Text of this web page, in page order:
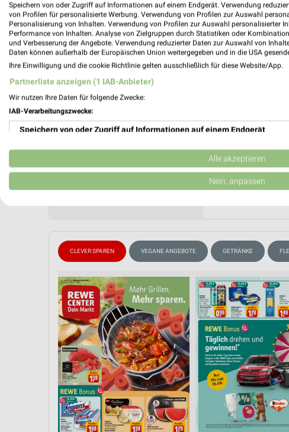
REWE
Gültig von 03.
📅
CLEVER SPAREN VEGANE ANGEBOTE GETRÄNKE
Speichern von oder Zugriff auf Informationen auf einem Endgerät. Verwendung
von Profilen für personalisierte Werbung. Verwendung von Profilen zur Auswahl
Personalisierung von Inhalten. Verwendung von Profilen zur Auswahl personalisierter
Performance von Inhalten. Analyse von Zielgruppen durch Statistiken oder
und Verbesserung der Angebote. Verwendung reduzierter Daten zur Auswahl von
Daten können außerhalb der Europäischen Union weitergegeben und in die USA
Ihre Einwilligung und die cookie Richtlinie gelten ausschließlich für diese Website/App.
Partnerliste anzeigen (1 IAB-Anbieter)
Wir nutzen Ihre Daten für folgende Zwecke:
IAB-Verarbeitungszwecke:
Speichern von oder Zugriff auf Informationen auf einem Endgerät
Verwendung reduzierter Daten zur Auswahl von Werbeanzeigen
Erstellung von Profilen für personalisierte Werbung
Verwendung von Profilen zur Auswahl personalisierter Inhalte
Messung der Werbeleistung
Messung der Performance von Inhalten
Analyse von Zielgruppen durch Statistiken oder Kombinationen von
Entwicklung und Verbesserung der Angebote
Verwendung reduzierter Daten zur Auswahl von Inhalten
IAB-Besonderheiten:
Verwendung genauer Standortdaten
Alle akzeptieren
Nein, anpassen